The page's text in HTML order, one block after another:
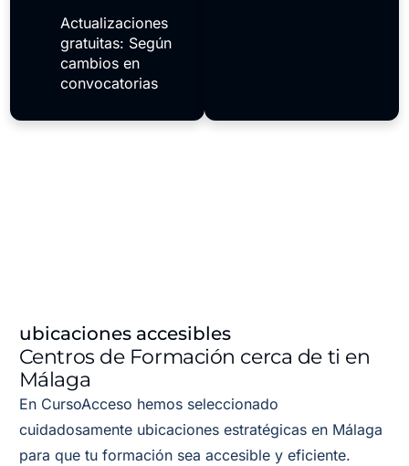
Actualizaciones
gratuitas: Según
cambios en
convocatorias
ubicaciones accesibles
Centros de Formación cerca de ti en
Málaga
En CursoAcceso hemos seleccionado
cuidadosamente ubicaciones estratégicas en Málaga
para que tu formación sea accesible y eficiente.